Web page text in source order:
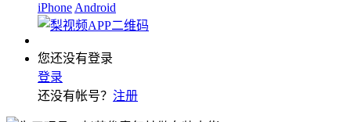
iPhone Android
您还没有登录
登录
还没有帐号？ 注册